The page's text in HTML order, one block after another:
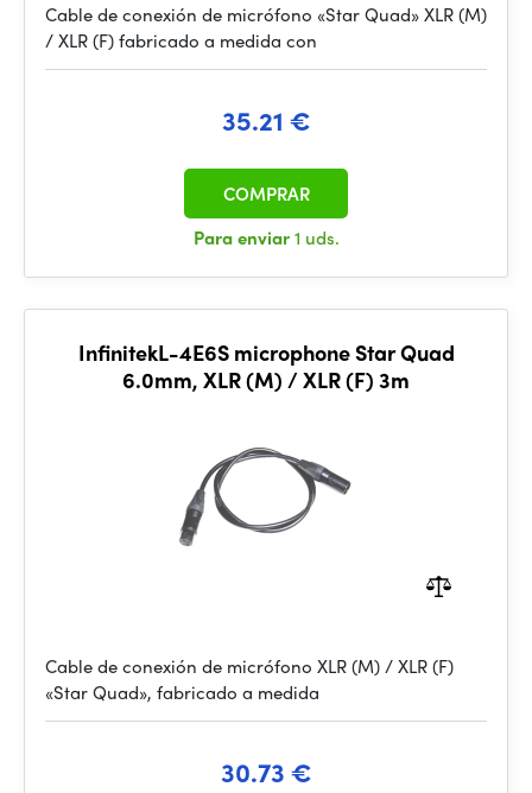
Cable de conexión de micrófono «Star Quad» XLR (M)
/ XLR (F) fabricado a medida con
35.21 €
Para enviar1 uds.
COMPRAR
InfinitekL-4E6S microphone Star Quad
6.0mm, XLR (M) / XLR (F) 3m
Cable de conexión de micrófono XLR (M) / XLR (F)
«Star Quad», fabricado a medida
30.73 €